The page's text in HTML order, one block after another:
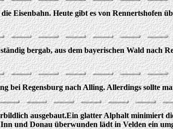
Eisenbahn. Heute gibt es von Rennertshofen
bergab, aus dem bayerischen Wald nach
bei Regensburg nach Alling. Allerdings sollte
ausgebaut.Ein glatter Alphalt minimiert
und Donau überwunden lädt in Velden ein